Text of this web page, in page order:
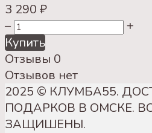
3 290 ₽
–
+
Купить
Отзывы 0
Отзывов нет
2025 © КЛУМБА55.
ПОДАРКОВ В ОМСКЕ.
ЗАЩИШЕНЫ.